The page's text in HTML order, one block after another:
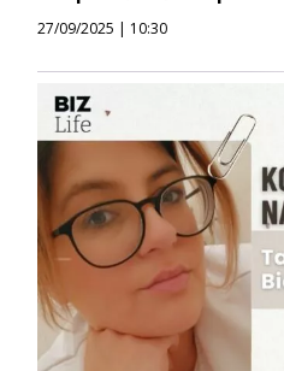
27/09/2025 | 10:30